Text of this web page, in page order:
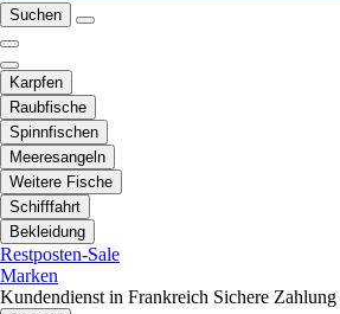
Suchen
Karpfen
Raubfische
Spinnfischen
Meeresangeln
Weitere Fische
Schifffahrt
Bekleidung
Restposten-Sale
Marken
Kundendienst in Frankreich Sichere Zahlung